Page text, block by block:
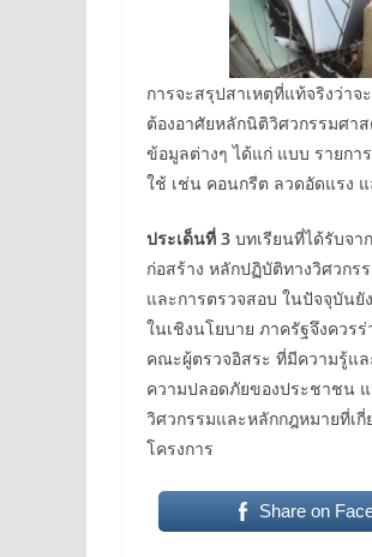
การจะสรุปสาเหตุที่แท้จริงว่า
ต้องอาศัยหลักนิติวิศวกรรมศา
ข้อมูลต่างๆ ได้แก่ แบบ รายก
ใช้ เช่น คอนกรีต ลวดอัดแรง
ประเด็นที่ 3 บทเรียนที่ได้รับจ
ก่อสร้าง หลักปฏิบัติทางวิศวกร
และการตรวจสอบ ในปัจจุบัน
ในเชิงนโยบาย ภาครัฐจึงควร
คณะผู้ตรวจอิสระ ที่มีความรู้แล
ความปลอดภัยของประชาชน แ
วิศวกรรมและหลักกฎหมายที่เ
โครงการ
Share on